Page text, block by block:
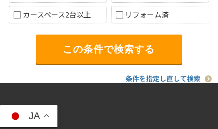
カースペース2台以上
リフォーム済
条件を指定し直して検索
JA